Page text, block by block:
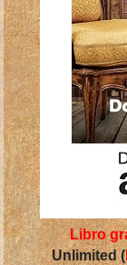
Libro
Unlimited (